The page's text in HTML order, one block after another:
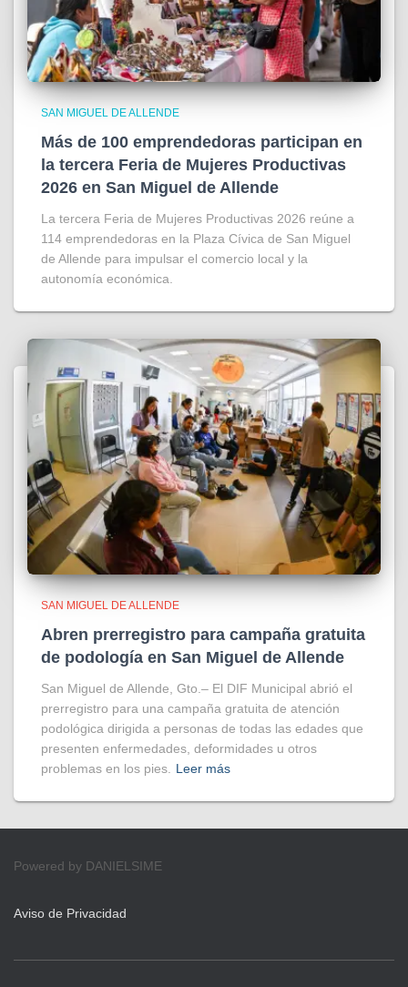
SAN MIGUEL DE ALLENDE
Más de 100 emprendedoras participan en
la tercera Feria de Mujeres Productivas
2026 en San Miguel de Allende
La tercera Feria de Mujeres Productivas 2026 reúne a
114 emprendedoras en la Plaza Cívica de San Miguel
de Allende para impulsar el comercio local y la
autonomía económica.
SAN MIGUEL DE ALLENDE
Abren prerregistro para campaña gratuita
de podología en San Miguel de Allende
San Miguel de Allende, Gto.– El DIF Municipal abrió el
prerregistro para una campaña gratuita de atención
podológica dirigida a personas de todas las edades que
presenten enfermedades, deformidades u otros
problemas en los pies.
Leer más
Powered by DANIELSIME
Aviso de Privacidad